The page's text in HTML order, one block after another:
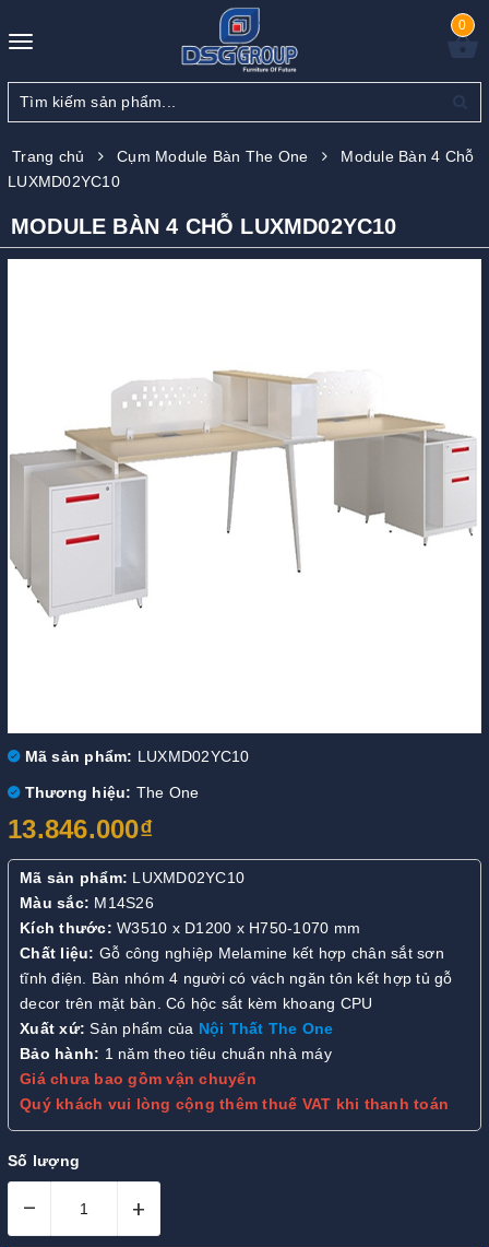
Toggle
0
Trang chủ Cụm Module Bàn The One
Module Bàn 4 Chỗ
LUXMD02YC10
MODULE BÀN 4 CHỖ LUXMD02YC10
Mã sản phẩm: LUXMD02YC10
Thương hiệu: The One
13.846.000₫
Mã sản phẩm: LUXMD02YC10
Màu sắc: M14S26
Kích thước: W3510 x D1200 x H750-1070 mm
Chất liệu: Gỗ công nghiệp Melamine kết hợp chân sắt sơn
tĩnh điện. Bàn nhóm 4 người có vách ngăn tôn kết hợp tủ gỗ
decor trên mặt bàn. Có hộc sắt kèm khoang CPU
Xuất xứ:Sản phẩm của Nội Thất The One
Bảo hành: 1 năm theo tiêu chuẩn nhà máy
Giá chưa bao gồm vận chuyển
Quý khách vui lòng cộng thêm thuế VAT khi thanh toán
Số lượng
– +